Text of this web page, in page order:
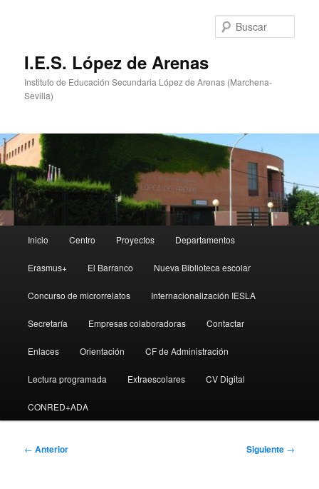
I.E.S. López de Arenas
Instituto de Educación Secundaria López de Arenas (Marchena-
Sevilla)
principal
Inicio Centro Proyectos Departamentos
Erasmus+ El Barranco Nueva Biblioteca escolar
Concurso de microrrelatos Internacionalización IESLA
Secretaría Empresas colaboradoras Contactar
Enlaces Orientación CF de Administración
Lectura programada Extraescolares CV Digital
CONRED+ADA
Navegación
← Anterior Siguiente →